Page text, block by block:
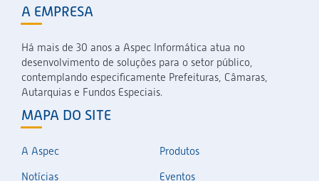
A EMPRESA
Há mais de 30 anos a Aspec Informática atua no
desenvolvimento de soluções para o setor público,
contemplando especificamente Prefeituras, Câmaras,
Autarquias e Fundos Especiais.
MAPA DO SITE
A Aspec
Produtos
Notícias
Eventos